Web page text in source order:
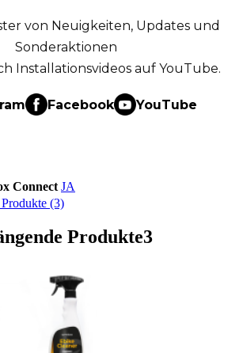
von Neuigkeiten, Updates und
Sonderaktionen
Installationsvideos auf YouTube.
Facebook YouTube
Connect JA
(3)
Produkte3